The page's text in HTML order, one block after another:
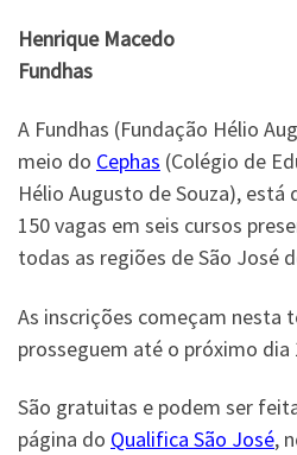
Henrique Macedo
Fundhas
A Fundhas (Fundação Hélio
meio do Cephas (Colégio de
Hélio Augusto de Souza), está
150 vagas em seis cursos
todas as regiões de São José
As inscrições começam nesta
prosseguem até o próximo dia
São gratuitas e podem ser
página do Qualifica São José,